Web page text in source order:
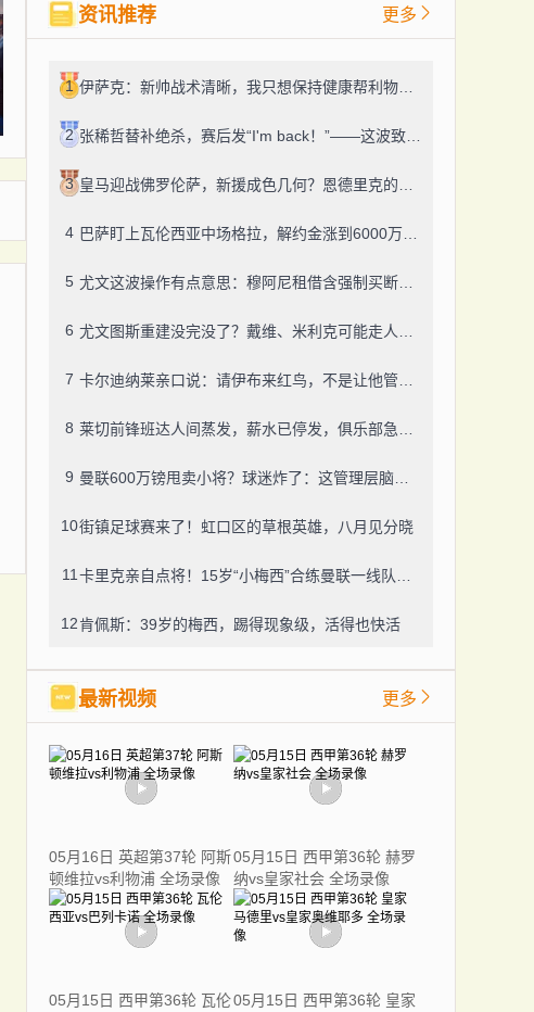
资讯推荐 更多
1
2
3
4
5
6
7
8
9
10街镇足球赛来了！虹口区的草根英雄，八月见分晓
11
12肯佩斯：39岁的梅西，踢得现象级，活得也快活
最新视频 更多
05月16日 英超第37轮 阿斯
顿维拉vs利物浦 全场录像
05月15日 西甲第36轮 赫罗
纳vs皇家社会 全场录像
05月15日 西甲第36轮 瓦伦05月15日 西甲第36轮 皇家